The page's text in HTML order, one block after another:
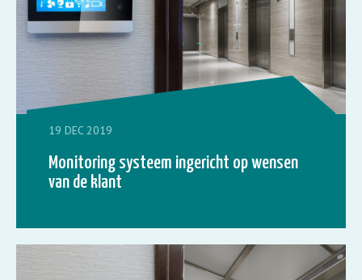
19 DEC 2019
Monitoring systeem ingericht op wensen
van de klant